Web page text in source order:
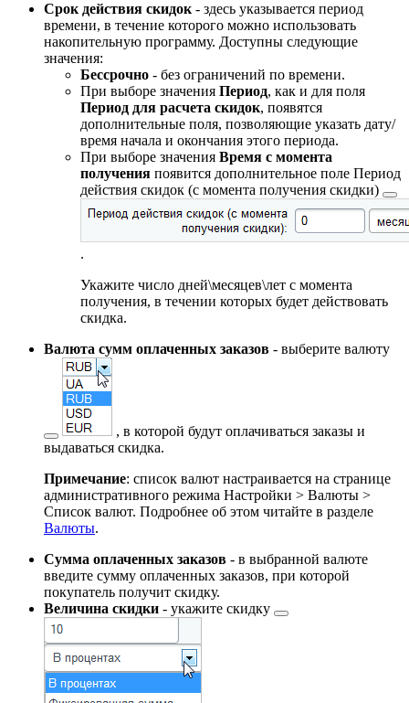
Срок действия скидок - здесь указывается период
времени, в течение которого можно использовать
накопительную программу. Доступны следующие
значения:
Бессрочно - без ограничений по времени.
При выборе значения Период, как и для поля
Период для расчета скидок, появятся
дополнительные поля, позволяющие указать дату/
время начала и окончания этого периода.
При выборе значения Время с момента
получения появится дополнительное поле Период
действия скидок (с момента получения скидки)
.
Укажите число дней\месяцев\лет с момента
получения, в течении которых будет действовать
скидка.
Валюта сумм оплаченных заказов - выберите валюту
, в которой будут оплачиваться заказы и
выдаваться скидка.
Примечание: список валют настраивается на странице
административного режима Настройки > Валюты >
Список валют. Подробнее об этом читайте в разделе
Валюты.
Сумма оплаченных заказов - в выбранной валюте
введите сумму оплаченных заказов, при которой
покупатель получит скидку.
Величина скидки - укажите скидку